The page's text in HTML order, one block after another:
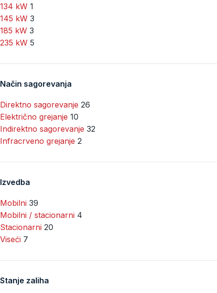
134 kW 1
145 kW 3
185 kW 3
235 kW 5
Način sagorevanja
Direktno sagorevanje 26
Električno grejanje 10
Indirektno sagorevanje 32
Infracrveno grejanje 2
Izvedba
Mobilni 39
Mobilni / stacionarni 4
Stacionarni 20
Viseći 7
Stanje zaliha